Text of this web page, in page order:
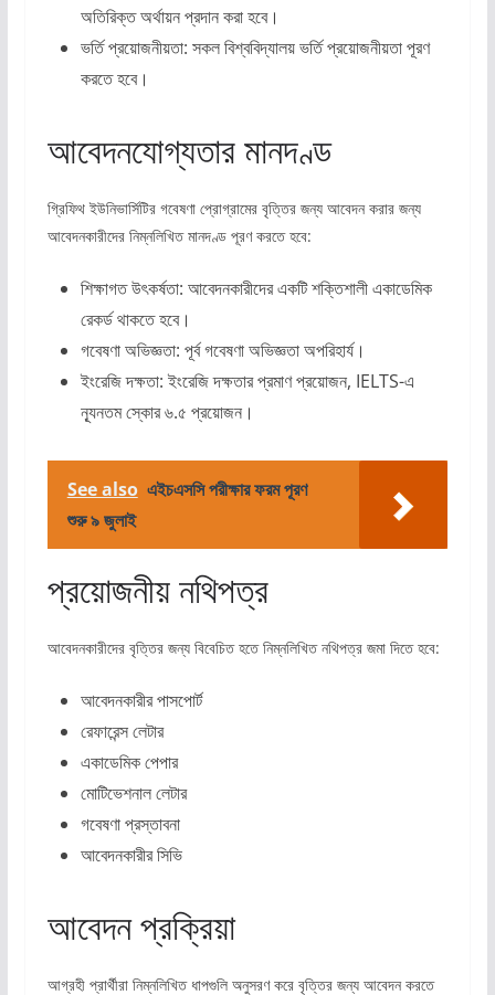
অতিরিক্ত অর্থায়ন প্রদান করা হবে।
ভর্তি প্রয়োজনীয়তা: সকল বিশ্ববিদ্যালয় ভর্তি প্রয়োজনীয়তা পূরণ
করতে হবে।
আবেদনযোগ্যতার মানদণ্ড
গ্রিফিথ ইউনিভার্সিটির গবেষণা প্রোগ্রামের বৃত্তির জন্য আবেদন করার জন্য
আবেদনকারীদের নিম্নলিখিত মানদণ্ড পূরণ করতে হবে:
শিক্ষাগত উৎকর্ষতা: আবেদনকারীদের একটি শক্তিশালী একাডেমিক
রেকর্ড থাকতে হবে।
গবেষণা অভিজ্ঞতা: পূর্ব গবেষণা অভিজ্ঞতা অপরিহার্য।
ইংরেজি দক্ষতা: ইংরেজি দক্ষতার প্রমাণ প্রয়োজন, IELTS-এ
ন্যূনতম স্কোর ৬.৫ প্রয়োজন।
See also এইচএসসি পরীক্ষার ফরম পূরণ
শুরু ৯ জুলাই
প্রয়োজনীয় নথিপত্র
আবেদনকারীদের বৃত্তির জন্য বিবেচিত হতে নিম্নলিখিত নথিপত্র জমা দিতে হবে:
আবেদনকারীর পাসপোর্ট
রেফারেন্স লেটার
একাডেমিক পেপার
মোটিভেশনাল লেটার
গবেষণা প্রস্তাবনা
আবেদনকারীর সিভি
আবেদন প্রক্রিয়া
আগ্রহী প্রার্থীরা নিম্নলিখিত ধাপগুলি অনুসরণ করে বৃত্তির জন্য আবেদন করতে